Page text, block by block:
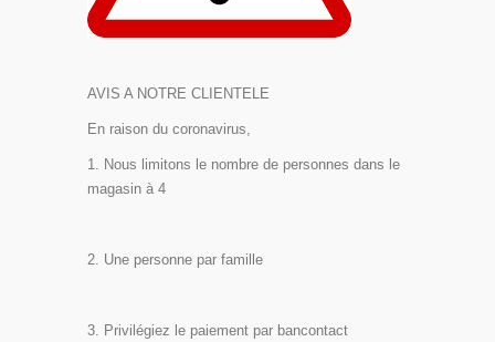
AVIS A NOTRE CLIENTELE
En raison du coronavirus,
Nous limitons le nombre de personnes dans le
magasin à 4
Une personne par famille
Privilégiez le paiement par bancontact